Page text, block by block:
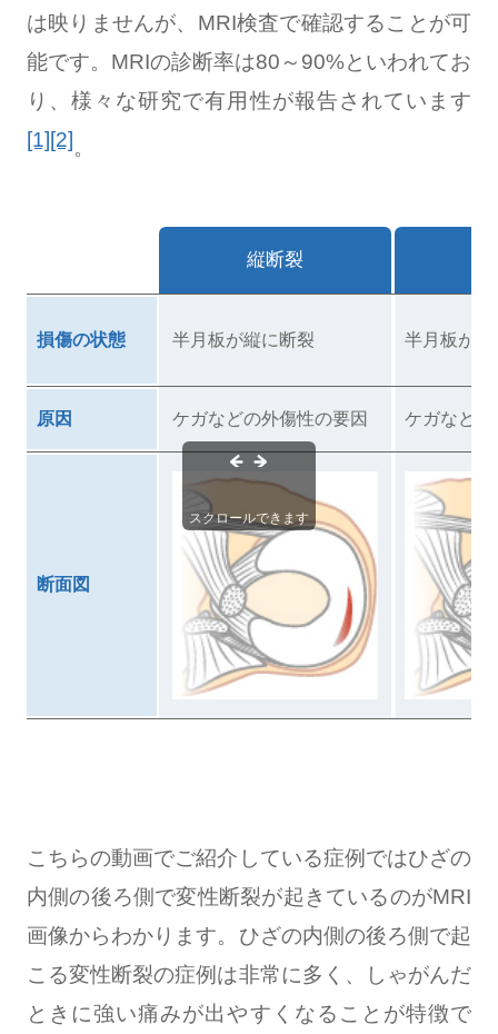
は映りませんが、MRI検査で確認することが可
能です。MRIの診断率は80～90%といわれてお
り、様々な研究で有用性が報告されています
[1][2]。
縦断裂
損傷の状態 半月板が縦に断裂 半月板が横
原因 ケガなどの外傷性の要因 ケガなど
断面図
スクロールできます
こちらの動画でご紹介している症例ではひざの
内側の後ろ側で変性断裂が起きているのがMRI
画像からわかります。ひざの内側の後ろ側で起
こる変性断裂の症例は非常に多く、しゃがんだ
ときに強い痛みが出やすくなることが特徴で